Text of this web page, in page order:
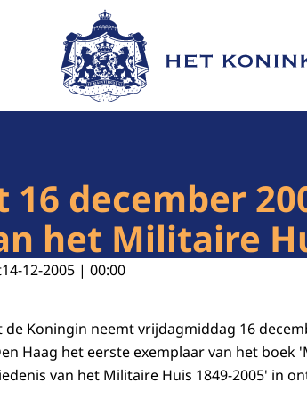
Naar de homepage van Het
december
het Militaire
14-12-2005 | 00:00
de Koningin neemt vrijdagmiddag 16
Haag het eerste exemplaar van het boek
van het Militaire Huis 1849-2005' in